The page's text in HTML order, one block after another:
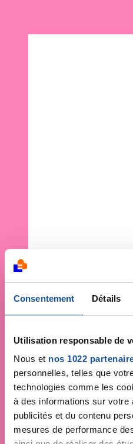
Consentement Détails
Utilisation responsable de
Nous et nos 1022
personnelles, telles que
technologies comme les
à des informations sur votre
publicités et du contenu
mesures de performance